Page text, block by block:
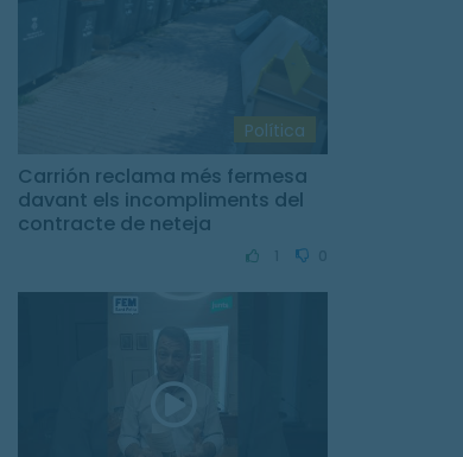
Política
Carrión reclama més fermesa
davant els incompliments del
contracte de neteja